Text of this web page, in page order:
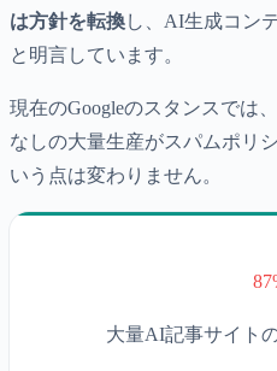
は方針を転換し、AI生成コン
と明言しています。
現在のGoogleのスタンスでは
なしの大量生産がスパムポリ
いう点は変わりません。
大量AI記事サイト